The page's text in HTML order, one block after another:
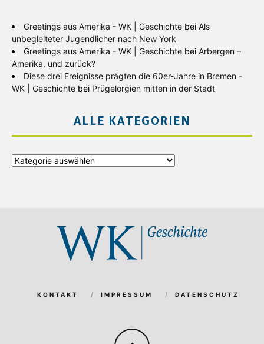
Greetings aus Amerika - WK | Geschichte bei Als
unbegleiteter Jugendlicher nach New York
Greetings aus Amerika - WK | Geschichte bei Arbergen –
Amerika, und zurück?
Diese drei Ereignisse prägten die 60er-Jahre in Bremen -
WK | Geschichte bei Prügelorgien mitten in der Stadt
ALLE KATEGORIEN
Alle
KONTAKT IMPRESSUM DATENSCHUTZ